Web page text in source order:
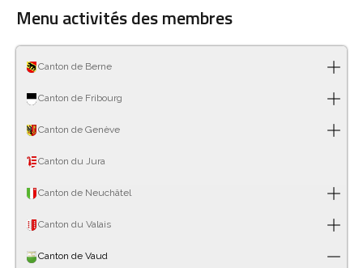
Menu activités des membres
Canton de Berne
Canton de Fribourg
Canton de Genève
Canton du Jura
Canton de Neuchâtel
Canton du Valais
Canton de Vaud